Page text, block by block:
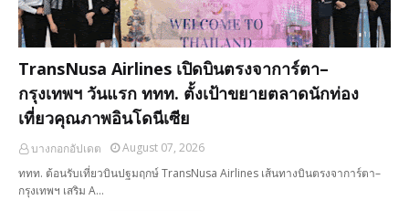
TransNusa Airlines เปิดบินตรงจาการ์ตา–
กรุงเทพฯ วันแรก ททท. ตั้งเป้าขยายตลาดนักท่อง
เที่ยวคุณภาพอินโดนีเซีย
บางกอกอัปเดต
August 07, 2026
ททท. ต้อนรับเที่ยวบินปฐมฤกษ์ TransNusa Airlines เส้นทางบินตรงจาการ์ตา–
กรุงเทพฯ เสริม A…